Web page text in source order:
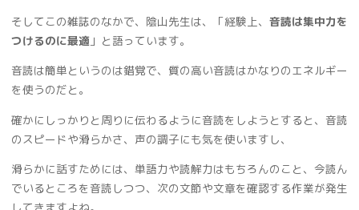
そしてこの雑誌のなかで、陰山先生は、「経験上、 音読は集中力を
つけるのに最適」と語っています。
音読は簡単というのは錯覚で、質の高い音読はかなりのエネルギー
を使うのだと。
確かにしっかりと周りに伝わるように音読をしようとすると、音読
のスピードや滑らかさ、声の調子にも気を使いますし、
滑らかに話すためには、単語力や読解力はもちろんのこと、今読ん
でいるところを音読しつつ、次の文節や文章を確認する作業が発生